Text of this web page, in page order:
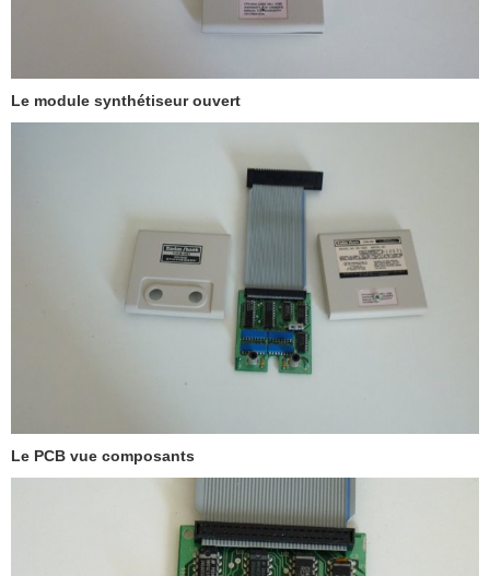
Le module synthétiseur ouvert
Le PCB vue composants